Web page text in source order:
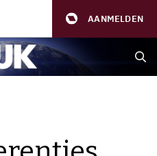
AANMELDEN